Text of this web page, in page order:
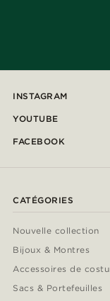
INSTAGRAM
YOUTUBE
FACEBOOK
CATÉGORIES
Nouvelle collection
Bijoux & Montres
Accessoires de
Sacs & Portefeuilles